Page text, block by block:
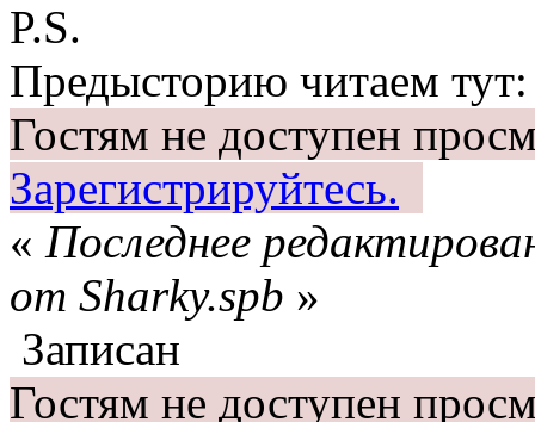
P.S.
Предысторию читаем тут:
Гостям не доступен
Зарегистрируйтесь.
« Последнее
от Sharky.spb »
Записан
Гостям не доступен